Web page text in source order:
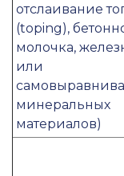
отслаивание
(toping),
молочка,
или
минеральных
материалов)